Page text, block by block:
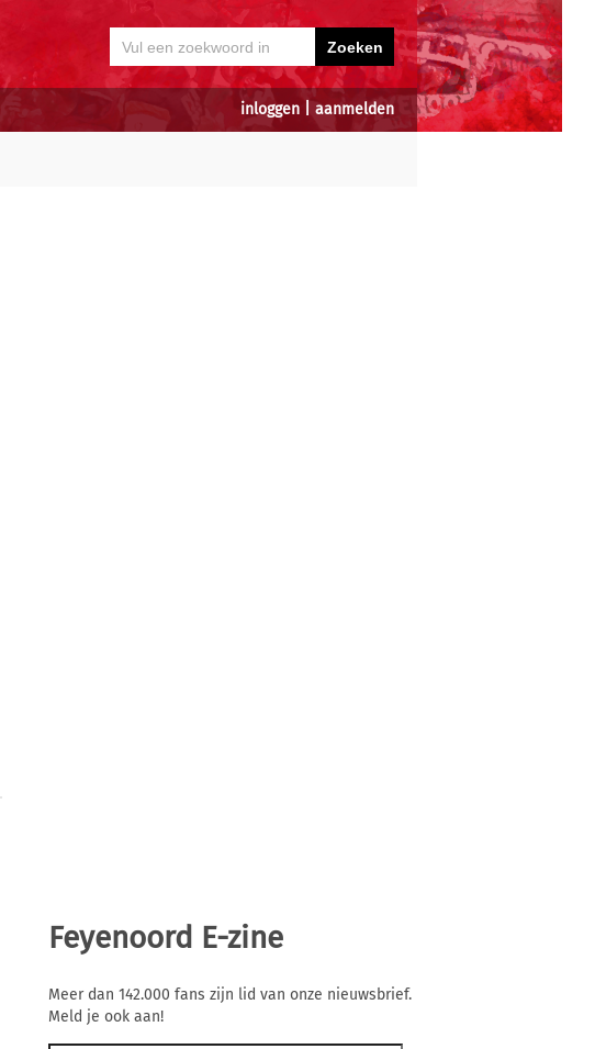
inloggen aanmelden
Feyenoord E-zine
Meer dan 142.000 fans zijn lid van onze nieuwsbrief.
Meld je ook aan!